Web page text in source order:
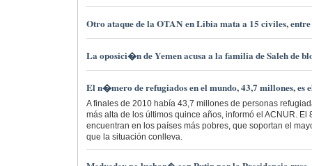
Otro ataque de la OTAN en Libia mata a 15 civiles,
La oposici�n de Yemen acusa a la familia de Saleh de
El n�mero de refugiados en el mundo, 43,7 millones, es
A finales de 2010 había 43,7 millones de personas
más alta de los últimos quince años, informó el ACNUR. El
encuentran en los países más pobres, que soportan el
que la situación conlleva.